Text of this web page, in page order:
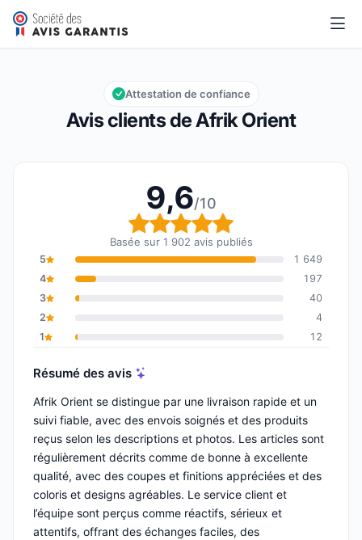
Afrik Orient
Note globale : 9,6 sur 10
9,6/10
Avis clients de Afrik Orient
Attestation de confiance
9,6/10
Note globale : 9,6 sur
Basée sur 1 902 avis publiés
5
1 649
4
197
3
40
2
4
1
12
Résumé des avis
Afrik Orient se distingue par une livraison rapide et un
suivi fiable, avec des envois soignés et des produits
reçus selon les descriptions et photos. Les articles sont
régulièrement décrits comme de bonne à excellente
qualité, avec des coupes et finitions appréciées et des
coloris et designs agréables. Le service client et
l’équipe sont perçus comme réactifs, sérieux et
attentifs, offrant des échanges faciles, des